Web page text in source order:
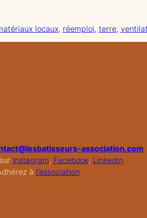
locaux, réemploi, terre,
association.com
Instagram, Facebook, Linkedin
à l’association